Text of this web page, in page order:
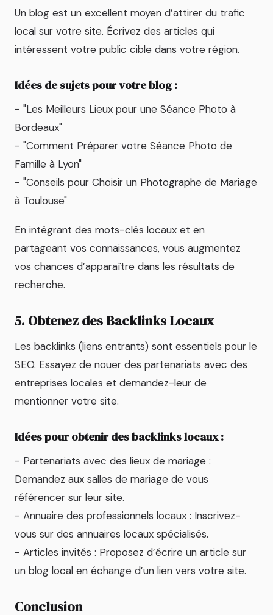
Un blog est un excellent moyen d’attirer du trafic
local sur votre site. Écrivez des articles qui
intéressent votre public cible dans votre région.
Idées de sujets pour votre blog :
- "Les Meilleurs Lieux pour une Séance Photo à
Bordeaux"
- "Comment Préparer votre Séance Photo de
Famille à Lyon"
- "Conseils pour Choisir un Photographe de Mariage
à Toulouse"
En intégrant des mots-clés locaux et en
partageant vos connaissances, vous augmentez
vos chances d’apparaître dans les résultats de
recherche.
5. Obtenez des Backlinks Locaux
Les backlinks (liens entrants) sont essentiels pour le
SEO. Essayez de nouer des partenariats avec des
entreprises locales et demandez-leur de
mentionner votre site.
Idées pour obtenir des backlinks locaux :
- Partenariats avec des lieux de mariage :
Demandez aux salles de mariage de vous
référencer sur leur site.
- Annuaire des professionnels locaux : Inscrivez-
vous sur des annuaires locaux spécialisés.
- Articles invités : Proposez d’écrire un article sur
un blog local en échange d’un lien vers votre site.
Conclusion